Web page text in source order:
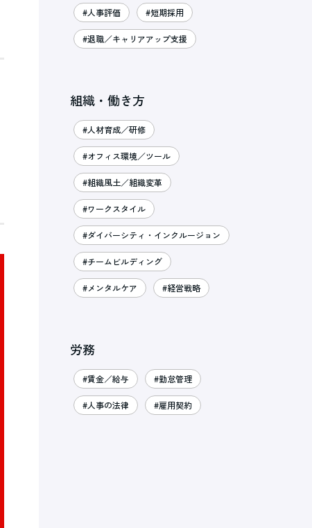
#人事評価 #短期採用
#退職／キャリアアップ支援
組織・働き方
#人材育成／研修
#オフィス環境／ツール
#組織風土／組織変革
#ワークスタイル
#ダイバーシティ・インクルージョン
#チームビルディング
#メンタルケア #経営戦略
労務
#賃金／給与 #勤怠管理
#人事の法律 #雇用契約